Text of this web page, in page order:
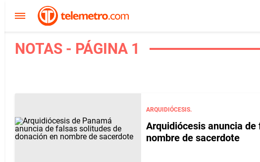
NOTAS - PÁGINA 1
ARQUIDIÓCESIS.
Arquidiócesis anuncia
nombre de sacerdote